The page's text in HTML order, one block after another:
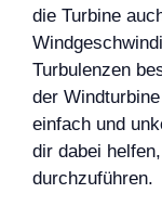
die Turbine
Turbulenzen
der
einfach und
dir dabei
durchzuführen.